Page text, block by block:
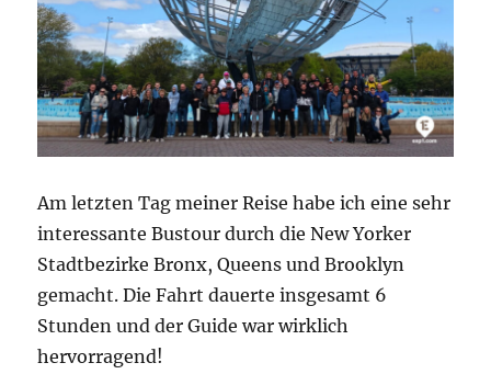
Am letzten Tag meiner Reise habe ich eine sehr
interessante Bustour durch die New Yorker
Stadtbezirke Bronx, Queens und Brooklyn
gemacht. Die Fahrt dauerte insgesamt 6
Stunden und der Guide war wirklich
hervorragend!